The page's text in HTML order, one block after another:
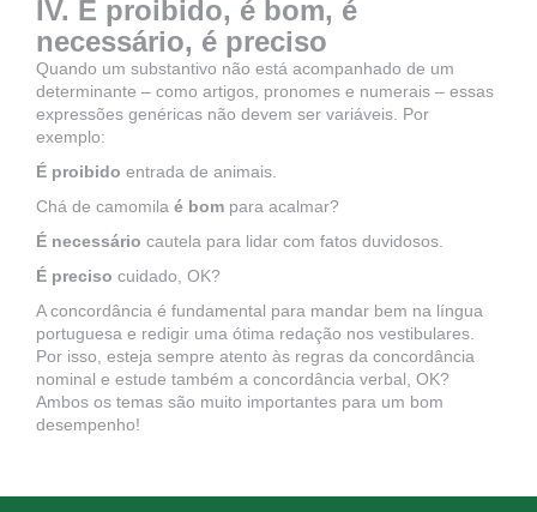
IV. É proibido, é bom, é
necessário, é preciso
Quando um substantivo não está acompanhado de um
determinante – como artigos, pronomes e numerais – essas
expressões genéricas não devem ser variáveis. Por
exemplo:
É proibido entrada de animais.
Chá de camomila é bom para acalmar?
É necessário cautela para lidar com fatos duvidosos.
É preciso cuidado, OK?
A concordância é fundamental para mandar bem na língua
portuguesa e redigir uma ótima redação nos vestibulares.
Por isso, esteja sempre atento às regras da concordância
nominal e estude também a concordância verbal, OK?
Ambos os temas são muito importantes para um bom
desempenho!